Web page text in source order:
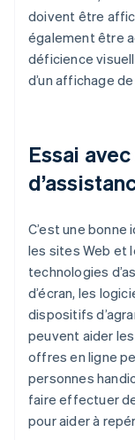
doivent être
également être
déficience
d’un affichage
Essai
C’est une bonne
les sites Web et
technologies
d’écran, les
dispositifs
peuvent aider
offres en ligne
personnes
faire effectuer
pour aider à